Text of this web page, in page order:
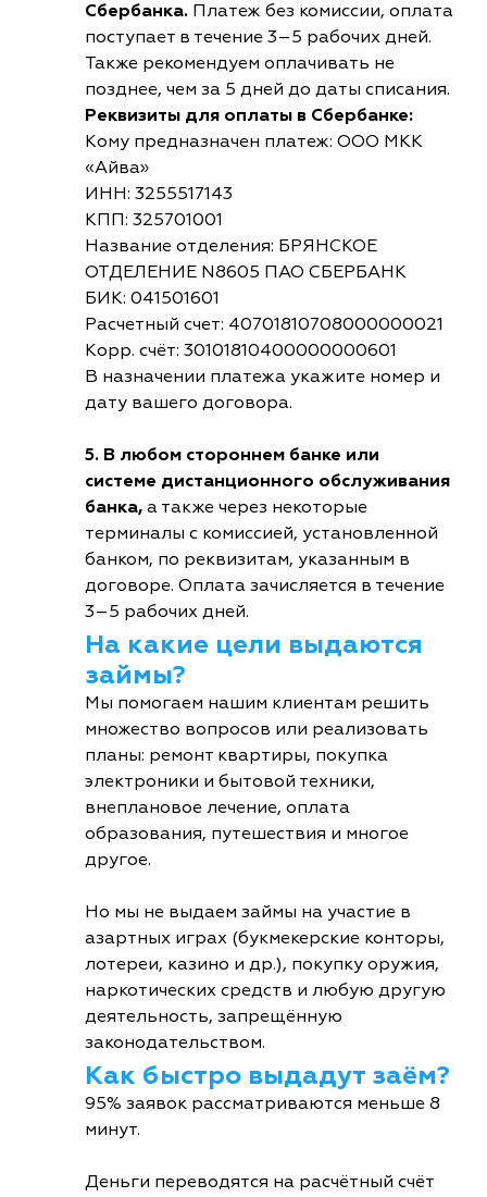
Сбербанка. Платеж без комиссии, оплата
поступает в течение 3–5 рабочих дней.
Также рекомендуем оплачивать не
позднее, чем за 5 дней до даты списания.
Реквизиты для оплаты в Сбербанке:
Кому предназначен платеж: ООО МКК
«Айва»
ИНН: 3255517143
КПП: 325701001
Название отделения: БРЯНСКОЕ
ОТДЕЛЕНИЕ N8605 ПАО СБЕРБАНК
БИК: 041501601
Расчетный счет: 40701810708000000021
Корр. счёт: 30101810400000000601
В назначении платежа укажите номер и
дату вашего договора.
5. В любом стороннем банке или
системе дистанционного обслуживания
банка, а также через некоторые
терминалы с комиссией, установленной
банком, по реквизитам, указанным в
договоре. Оплата зачисляется в течение
3–5 рабочих дней.
На какие цели выдаются
займы?
Мы помогаем нашим клиентам решить
множество вопросов или реализовать
планы: ремонт квартиры, покупка
электроники и бытовой техники,
внеплановое лечение, оплата
образования, путешествия и многое
другое.
Но мы не выдаем займы на участие в
азартных играх (букмекерские конторы,
лотереи, казино и др.), покупку оружия,
наркотических средств и любую другую
деятельность, запрещённую
законодательством.
Как быстро выдадут заём?
95% заявок рассматриваются меньше 8
минут.
Деньги переводятся на расчётный счёт